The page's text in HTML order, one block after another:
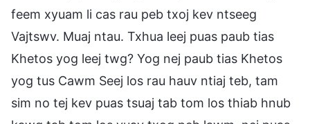
feem xyuam li cas rau peb txoj kev ntseeg
Vajtswv. Muaj ntau. Txhua leej puas paub tias
Khetos yog leej twg? Yog nej paub tias Khetos
yog tus Cawm Seej los rau hauv ntiaj teb, tam
sim no tej kev puas tsuaj tab tom los thiab hnub